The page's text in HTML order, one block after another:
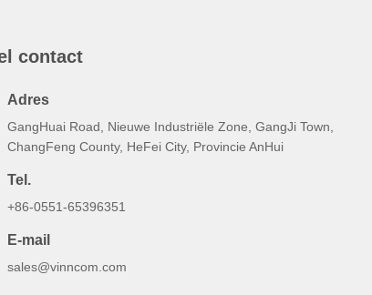
contact
Adres
GangHuai Road, Nieuwe Industriële Zone, GangJi Town,
ChangFeng County, HeFei City, Provincie AnHui
Tel.
+86-0551-65396351
E-mail
sales@vinncom.com